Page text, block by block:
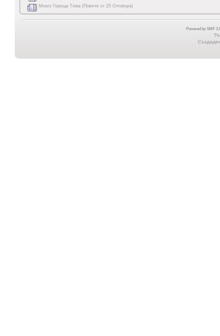
Много Гореща Тема (Повече от 25 Отговора)
Powered by SMF